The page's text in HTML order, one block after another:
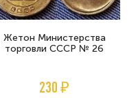
Жетон Министерства
торговли СССР № 26
230 ₽